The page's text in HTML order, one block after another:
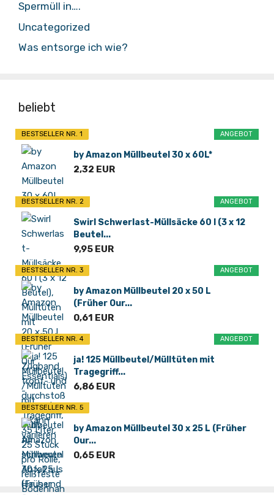
Spermüll in….
Uncategorized
Was entsorge ich wie?
beliebt
ANGEBOT
BESTSELLER NR. 1
by Amazon Müllbeutel 30 x 60L*
2,32 EUR
ANGEBOT
BESTSELLER NR. 2
Swirl Schwerlast-Müllsäcke 60 l (3 x 12
Beutel...
9,95 EUR
ANGEBOT
BESTSELLER NR. 3
by Amazon Müllbeutel 20 x 50 L
(Früher Our...
0,61 EUR
ANGEBOT
BESTSELLER NR. 4
ja! 125 Müllbeutel/Mülltüten mit
Tragegriff...
6,86 EUR
BESTSELLER NR. 5
by Amazon Müllbeutel 30 x 25 L (Früher
Our...
0,65 EUR